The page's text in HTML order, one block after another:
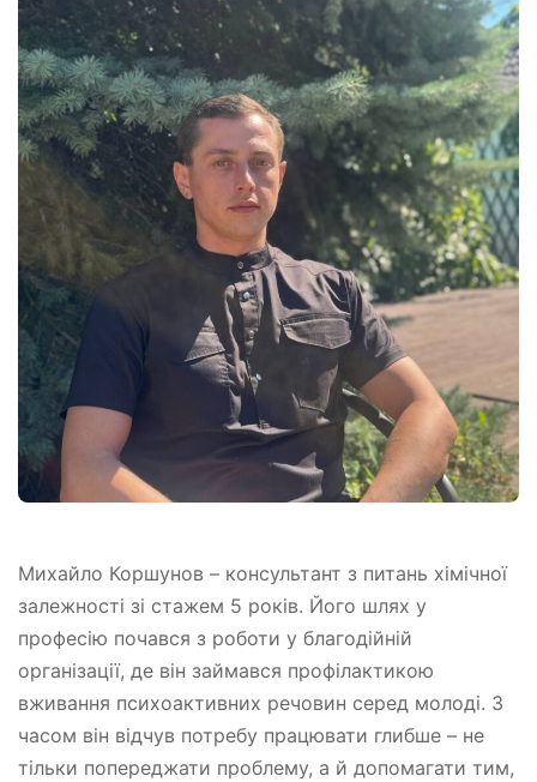
Михайло Коршунов – консультант з питань хімічної
залежності зі стажем 5 років. Його шлях у
професію почався з роботи у благодійній
організації, де він займався профілактикою
вживання психоактивних речовин серед молоді. З
часом він відчув потребу працювати глибше – не
тільки попереджати проблему, а й допомагати тим,